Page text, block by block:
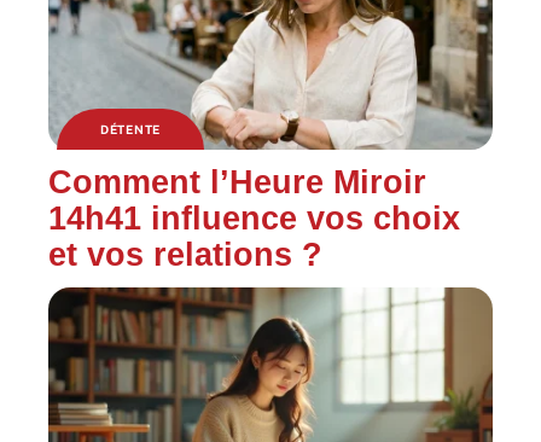
DÉTENTE
Comment l’Heure Miroir
14h41 influence vos choix
et vos relations ?